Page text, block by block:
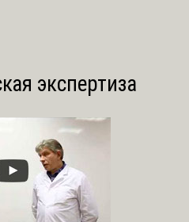
экспертиза